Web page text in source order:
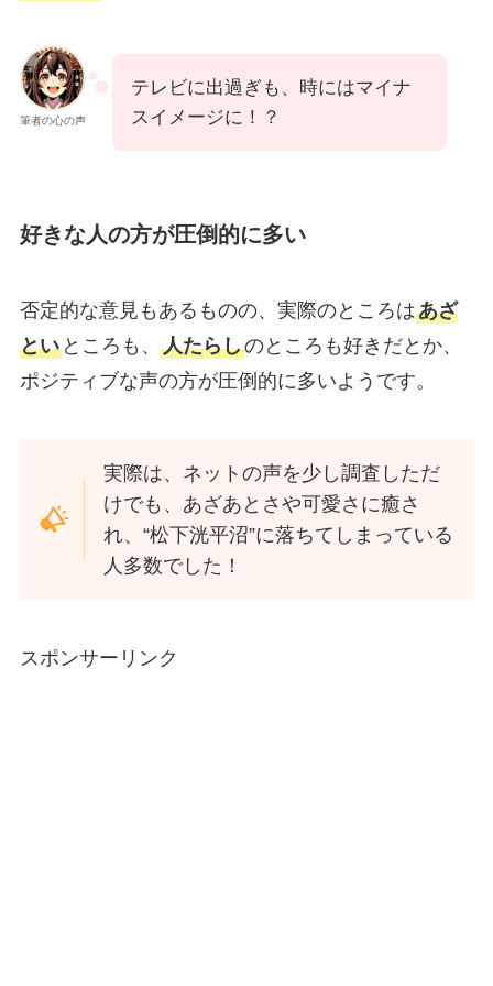
筆者の心の声
テレビに出過ぎも、時にはマイナ
スイメージに！？
好きな人の方が圧倒的に多い
否定的な意見もあるものの、実際のところはあざ
といところも、 人たらしのところも好きだとか、
ポジティブな声の方が圧倒的に多いようです。
実際は、ネットの声を少し調査しただ
けでも、あざあとさや可愛さに癒さ
れ、“松下洸平沼”に落ちてしまっている
人多数でした！
スポンサーリンク